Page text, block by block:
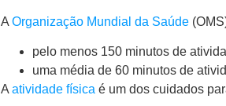
A Organização Mundial da Saúde
pelo menos 150 minutos de
uma média de 60 minutos de
A atividade física é um dos cuidados